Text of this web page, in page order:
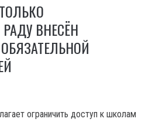
ВНЕСЁН
ограничить доступ к школам